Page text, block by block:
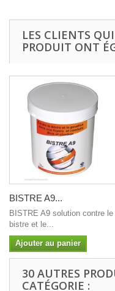
LES CLIENTS
PRODUIT ONT
BISTRE A9...
BISTRE A9 solution contre le
bistre et le...
Ajouter au panier
30 AUTRES
CATÉGORIE :